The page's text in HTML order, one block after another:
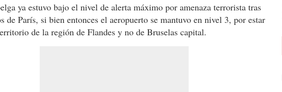
ya estuvo bajo el nivel de alerta máximo por amenaza terrorista tras
de París, si bien entonces el aeropuerto se mantuvo en nivel 3, por estar
de la región de Flandes y no de Bruselas capital.